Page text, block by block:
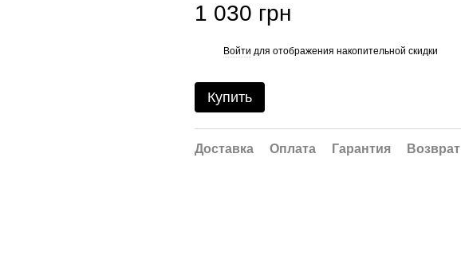
1 030 грн
Войти для отображения накопительной скидки
Купить
Доставка Оплата Гарантия Возврат